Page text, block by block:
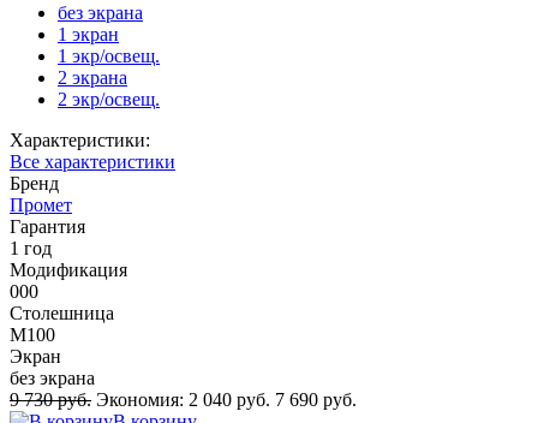
без экрана
1 экран
1 экр/освещ.
2 экрана
2 экр/освещ.
Характеристики:
Все характеристики
Бренд
Промет
Гарантия
1 год
Модификация
000
Столешница
M100
Экран
без экрана
9 730 руб. Экономия: 2 040 руб. 7 690 руб.